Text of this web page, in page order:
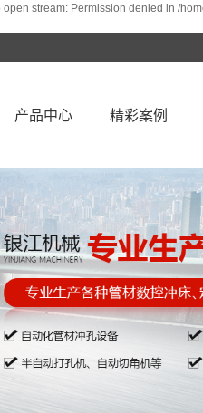
stream: Permission denied in /
产品中心 精彩案例